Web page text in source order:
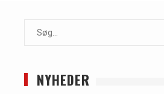
Search
NYHEDER